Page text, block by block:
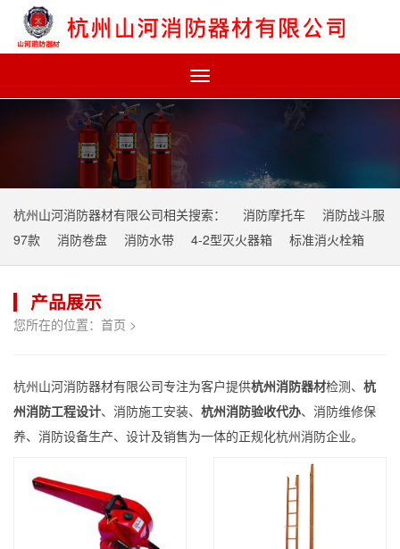
Toggle
杭州山河消防器材有限公司相关搜索： 消防摩托车
消防战斗服
97款
消防卷盘 消防水带 4-2型灭火器箱 标准消火栓箱
产品展示
您所在的位置： 首页 >
杭州山河消防器材有限公司专注为客户提供杭州消防器材检测、 杭
州消防工程设计、消防施工安装、 杭州消防验收代办、消防维修保
养、消防设备生产、设计及销售为一体的正规化杭州消防企业。